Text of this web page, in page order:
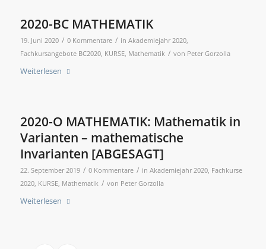
2020-BC MATHEMATIK
19. Juni 2020 / 0 Kommentare / in Akademiejahr 2020,
Fachkursangebote BC2020, KURSE, Mathematik / von Peter Gorzolla
Weiterlesen
2020-O MATHEMATIK: Mathematik in
Varianten – mathematische
Invarianten [ABGESAGT]
22. September 2019 / 0 Kommentare / in Akademiejahr 2020, Fachkurse
2020, KURSE, Mathematik / von Peter Gorzolla
Weiterlesen